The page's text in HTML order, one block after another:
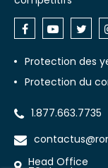
Protection des
Protection du
1.877.663.7735
Head Office